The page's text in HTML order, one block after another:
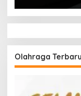
Olahraga Terbaru